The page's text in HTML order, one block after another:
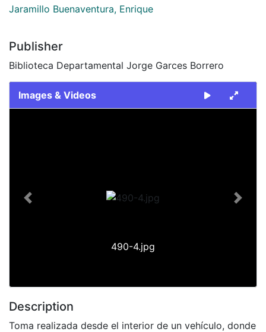
Jaramillo Buenaventura, Enrique
Publisher
Biblioteca Departamental Jorge Garces Borrero
Images & Videos
490-4.jpg
Previous Next
Description
Toma realizada desde el interior de un vehículo, donde